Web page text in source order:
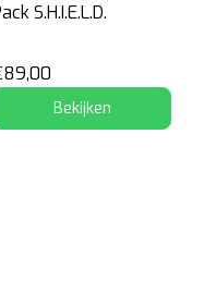
S.H.I.E.L.D.
Bekijken